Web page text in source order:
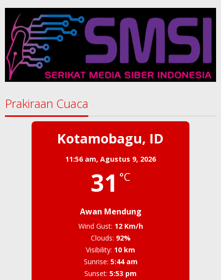
Prakiraan Cuaca
Kotamobagu, ID
11:56 am, Agustus 9, 2026
31 °C
Awan Mendung
Wind Gust: 12 Km/h
Clouds: 92%
Visibility: 10 km
Sunrise: 5:44 am
Sunset: 5:53 pm